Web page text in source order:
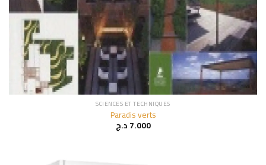
SCIENCES ET TECHNIQUES
Paradis verts
7.000د.ج